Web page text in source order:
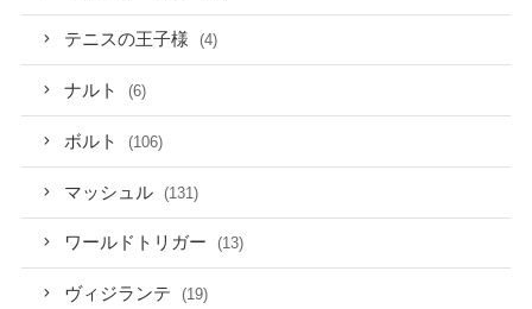
テニスの王子様 (4)
ナルト (6)
ボルト (106)
マッシュル (131)
ワールドトリガー (13)
ヴィジランテ (19)